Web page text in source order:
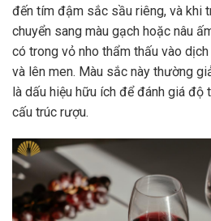
đến tím đậm sắc sầu riêng, và khi
chuyển sang màu gạch hoặc nâu
có trong vỏ nho thẩm thấu vào
và lên men. Màu sắc này thường
là dấu hiệu hữu ích để đánh giá độ
cấu trúc rượu.